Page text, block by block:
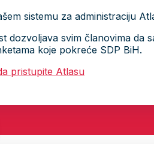
sistemu za administraciju
dozvoljava svim članovima da
koje pokreće SDP BiH.
pristupite Atlasu